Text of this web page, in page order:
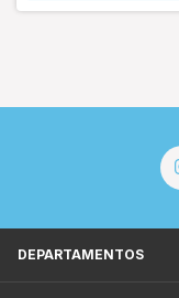
DEPARTAMENTOS